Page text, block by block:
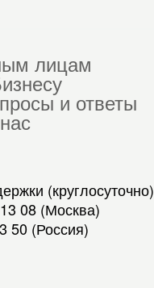
лицам
и ответы
(круглосуточно)
08 (Москва)
50 (Россия)